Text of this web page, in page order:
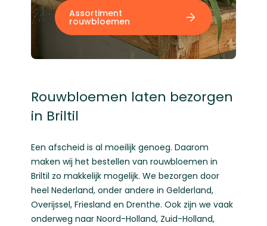
Assortiment
rouwbloemen
Rouwbloemen laten bezorgen
in Briltil
Een afscheid is al moeilijk genoeg. Daarom
maken wij het bestellen van rouwbloemen in
Briltil zo makkelijk mogelijk. We bezorgen door
heel Nederland, onder andere in Gelderland,
Overijssel, Friesland en Drenthe. Ook zijn we vaak
onderweg naar Noord-Holland, Zuid-Holland,